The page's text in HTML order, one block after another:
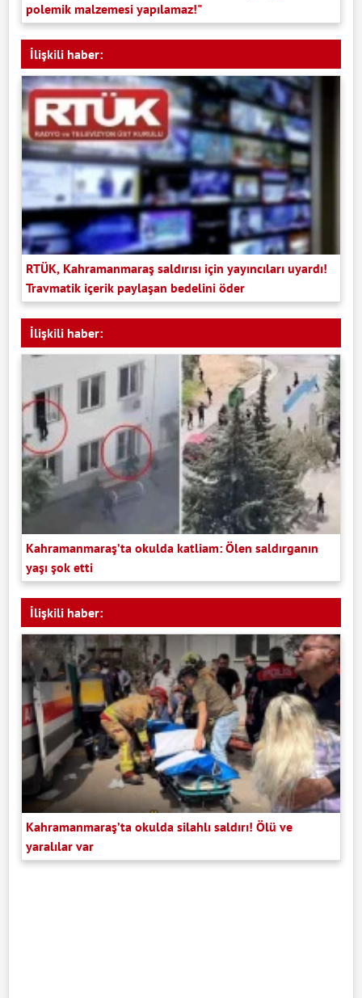
polemik malzemesi yapılamaz!"
İlişkili haber:
RTÜK, Kahramanmaraş saldırısı için yayıncıları uyardı!
Travmatik içerik paylaşan bedelini öder
İlişkili haber:
Kahramanmaraş’ta okulda katliam: Ölen saldırganın
yaşı şok etti
İlişkili haber:
Kahramanmaraş’ta okulda silahlı saldırı! Ölü ve
yaralılar var